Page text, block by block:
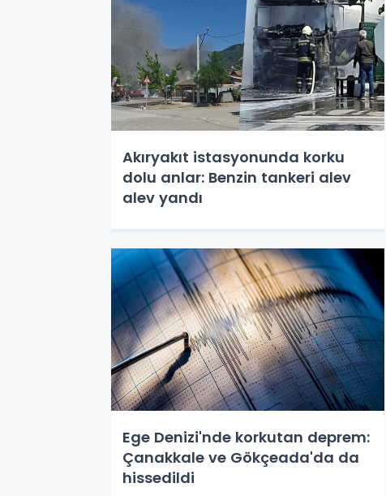
Akıryakıt istasyonunda korku
dolu anlar: Benzin tankeri alev
alev yandı
Ege Denizi'nde korkutan deprem:
Çanakkale ve Gökçeada'da da
hissedildi